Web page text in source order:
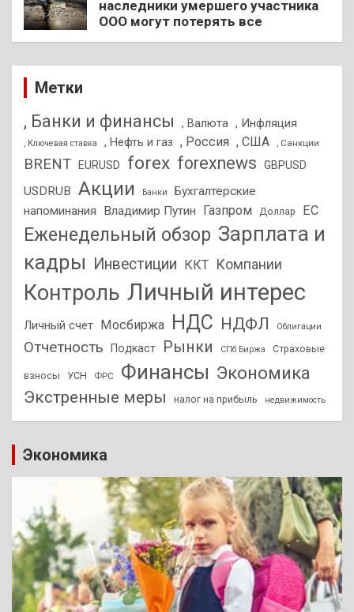
наследники умершего участника
ООО могут потерять все
Метки
, Банки и финансы , Валюта , Инфляция
, Ключевая ставка , Нефть и газ , Россия , США , Санкции
BRENT EURUSD forex forexnews GBPUSD
USDRUB Акции Банки
Бухгалтерские
напоминания
Владимир Путин Газпром Доллар ЕС
Еженедельный обзор Зарплата и
кадры
Инвестиции ККТ Компании
Контроль Личный интерес
Личный счет Мосбиржа НДС НДФЛ Облигации
Отчетность Подкаст Рынки СПб Биржа Страховые
взносы УСН ФРС Финансы Экономика
Экстренные меры налог на прибыль недвижимость
Экономика